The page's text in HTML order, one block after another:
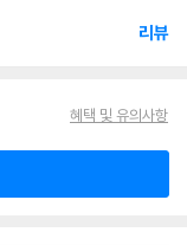
리뷰
혜택 및 유의사항